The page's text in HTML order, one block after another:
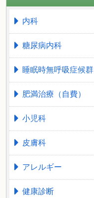
内科
糖尿病内科
睡眠時無呼吸症候群
肥満治療（自費）
小児科
皮膚科
アレルギー
健康診断